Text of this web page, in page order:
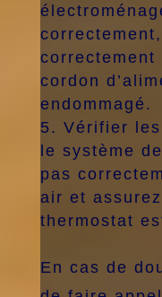
cordon
endommagé.
Vérifier
le système
pas
air et
thermostat
En cas de